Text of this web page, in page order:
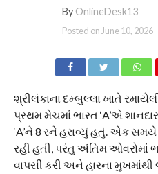
By OnlineDesk13
Posted on June 10, 2026
શ્રીલંકાના દમ્બુલ્લા ખાતે
પ્રથમ મેચમાં ભારત ‘A’એ
‘A’ને 8 રને હરાવ્યું હતું. એક
રહી હતી, પરંતુ અંતિમ ઓવરોમાં
વાપસી કરી અને હારના મુખમાંથી